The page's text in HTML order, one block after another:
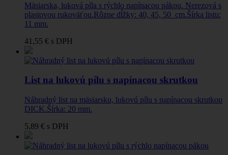
Mäsiarska, luková píla s rýchlo napínacou pákou. Nerezová s
plastovou rukoväťou.Rôzne dĺžky: 40, 45, 50 cm.Šírka listu:
11 mm.
41,55 € s DPH
List na lukovú pílu s napínacou skrutkou
Náhradný list na mäsiarsku, lukovú pílu s napínacou skrutkou
DICK.Šírka: 20 mm.
5,89 € s DPH